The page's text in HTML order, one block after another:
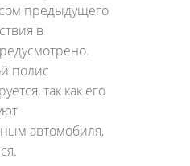
предыдущего
в
полис
так как его
автомобиля,